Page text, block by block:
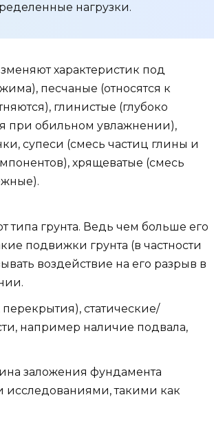
нагрузки.
характеристик под
песчаные (относятся к
глинистые (глубоко
при обильном увлажнении),
супеси (смесь частиц глины и
хрящеватые (смесь
типа грунта. Ведь чем больше его
подвижки грунта (в частности
воздействие на его разрыв в
статические/
например наличие подвала,
заложения фундамента
исследованиями, такими как